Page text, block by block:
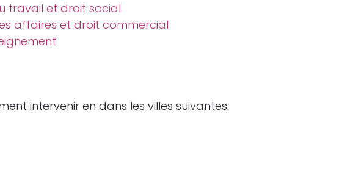
travail et droit social
affaires et droit commercial
intervenir en dans les villes suivantes.